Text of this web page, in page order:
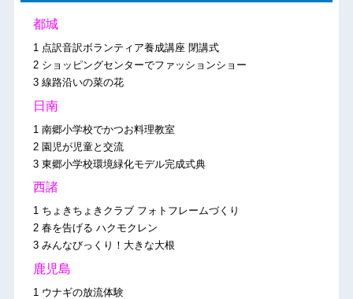
都城
1 点訳音訳ボランティア養成講座 閉講式
2 ショッピングセンターでファッションショー
3 線路沿いの菜の花
日南
1 南郷小学校でかつお料理教室
2 園児が児童と交流
3 東郷小学校環境緑化モデル完成式典
西諸
1 ちょきちょきクラブ フォトフレームづくり
2 春を告げる ハクモクレン
3 みんなびっくり！大きな大根
鹿児島
1 ウナギの放流体験